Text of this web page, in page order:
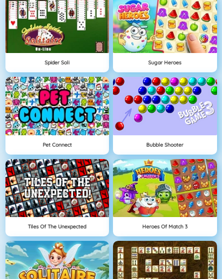
Spider Soli Sugar Heroes
Pet Connect Bubble Shooter
Tiles Of The Unexpected Heroes Of Match 3